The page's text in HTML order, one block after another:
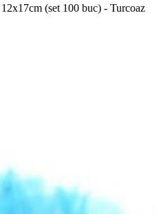
(set 100 buc) - Turcoaz